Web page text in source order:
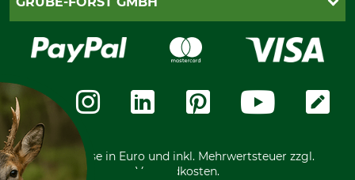
Widerrufsformular
Zahlungsarten
Rechnung
Vorkasse
Karriere
Über uns
Community
International
*Alle Preise in Euro und inkl. Mehrwertsteuer zzgl.
Versandkosten.